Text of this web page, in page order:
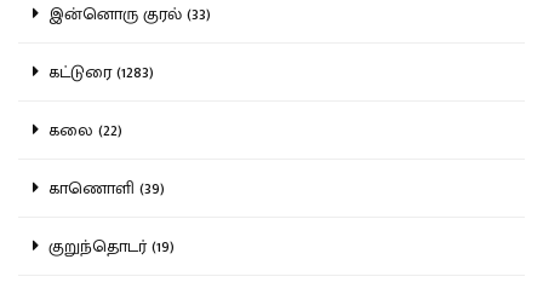
இன்னொரு குரல் (33)
கட்டுரை (1283)
கலை (22)
காணொளி (39)
குறுந்தொடர் (19)